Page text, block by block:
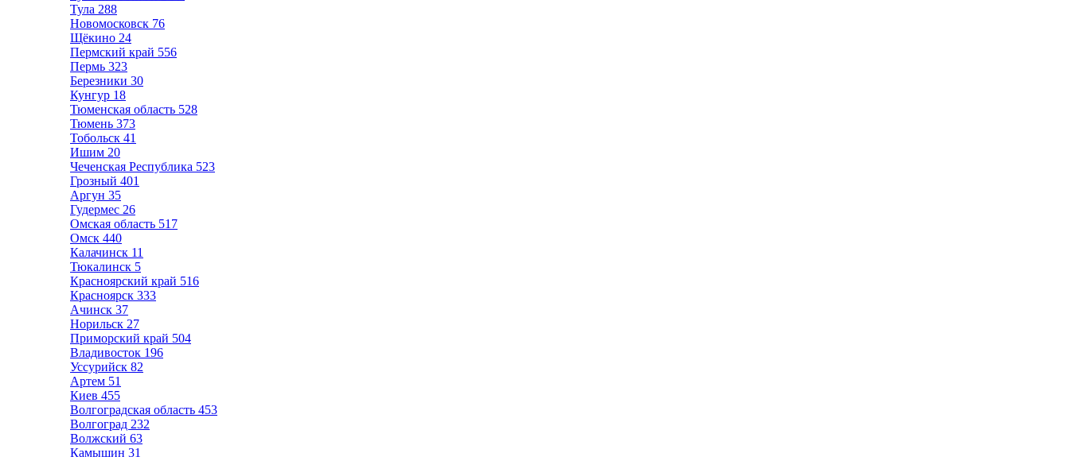
Тула 288
Новомосковск 76
Щёкино 24
Пермский край 556
Пермь 323
Березники 30
Кунгур 18
Тюменская область 528
Тюмень 373
Тобольск 41
Ишим 20
Чеченская Республика 523
Грозный 401
Аргун 35
Гудермес 26
Омская область 517
Омск 440
Калачинск 11
Тюкалинск 5
Красноярский край 516
Красноярск 333
Ачинск 37
Норильск 27
Приморский край 504
Владивосток 196
Уссурийск 82
Артем 51
Киев 455
Волгоградская область 453
Волгоград 232
Волжский 63
Камышин 31